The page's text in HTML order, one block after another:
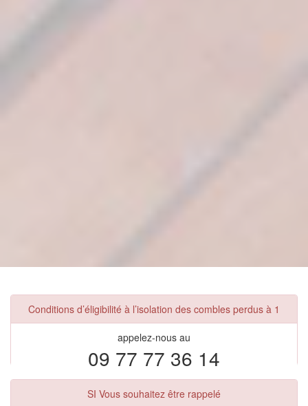
Conditions d’éligibilité à l’isolation des combles perdus à 1
appelez-nous au
09 77 77 36 14
SI Vous souhaitez être rappelé